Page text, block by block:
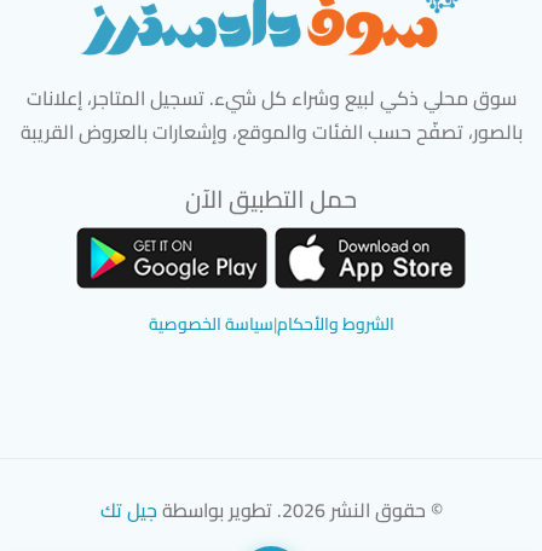
سوق محلي ذكي لبيع وشراء كل شيء. تسجيل المتاجر، إعلانات
بالصور، تصفّح حسب الفئات والموقع، وإشعارات بالعروض القريبة
حمل التطبيق الآن
الشروط والأحكام|سياسة الخصوصية
© حقوق النشر 2026. تطوير بواسطة جيل تك